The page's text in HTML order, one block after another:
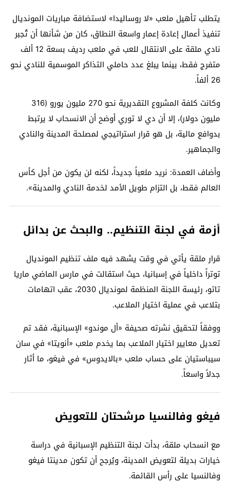
يتطلب تأهيل ملعب «لا روساليدا» لاستضافة مباريات المونديال
تنفيذ أعمال إعادة إعمار واسعة النطاق، كان من شأنها أن تُجبر
نادي ملقة على الانتقال للعب في ملعب رديف بسعة 12 ألف
متفرج فقط، بينما يبلغ عدد حاملي التذاكر الموسمية للنادي نحو
26 ألفاً.
وكانت كلفة المشروع التقديرية نحو 270 مليون يورو (316
مليون دولار)، إلا أن دي لا توري أوضح أن الانسحاب لا يرتبط
بدوافع مالية، بل هو قرار استراتيجي لمصلحة المدينة والنادي
والجماهير.
وأضاف العمدة: نريد ملعباً جديداً، لكنه لن يكون من أجل كأس
العالم فقط، بل التزام طويل الأمد لخدمة النادي والمدينة».
أزمة في لجنة التنظيم.. والبحث عن بدائل
قرار ملقة يأتي في وقت يشهد فيه ملف تنظيم المونديال
توتراً داخلياً في إسبانيا، حيث استقالت في مارس الماضي ماريا
تاتو، رئيسة اللجنة المنظمة لمونديال 2030، عقب اتهامات
بتلاعب في عملية اختيار الملاعب.
ووفقاً لتحقيق نشرته صحيفة «أل موندو» الإسبانية، فقد تم
تعديل معايير اختيار الملاعب بما يخدم ملعب «أنويتا» في سان
سيباستيان على حساب ملعب «بالايدوس» في فيغو، ما أثار
جدلاً واسعاً.
فيغو وفالنسيا مرشحتان للتعويض
مع انسحاب ملقة، بدأت لجنة التنظيم الإسبانية في دراسة
خيارات بديلة لتعويض المدينة، ويُرجح أن تكون مدينتا فيغو
وفالنسيا على رأس القائمة.